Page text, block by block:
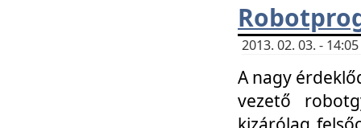
2013. 02. 03. -
A nagy
vezető